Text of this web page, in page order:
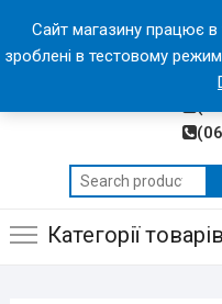
content
МАГАЗИН
Категорії товарів
Сайт магазину працює
зроблені в тестовому